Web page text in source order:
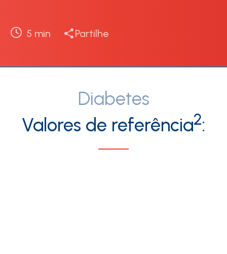
5 min Partilhe
Diabetes
Valores de referência2: